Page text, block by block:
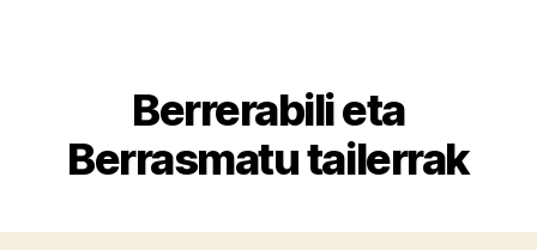
FormularioakBerrerabili eta
Berrasmatu tailerrak